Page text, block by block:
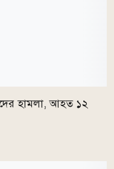
হামলা, আহত ১২